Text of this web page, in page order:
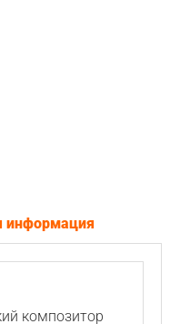
информация
композитор